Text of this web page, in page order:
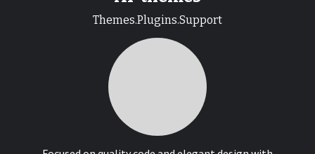
Themes.Plugins.Support